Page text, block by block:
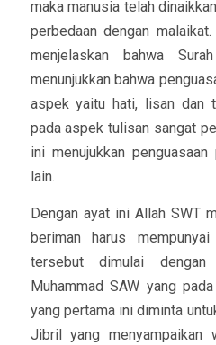
maka manusia telah
perbedaan dengan
menjelaskan bahwa
menunjukkan bahwa
aspek yaitu hati, lisan dan
pada aspek tulisan sangat
ini menujukkan
lain.
Dengan ayat ini Allah SWT
beriman harus
tersebut dimulai
Muhammad SAW yang
yang pertama ini diminta
Jibril yang menyampaikan